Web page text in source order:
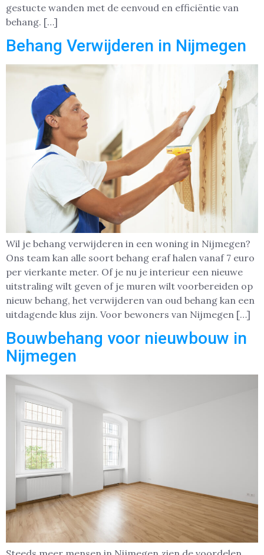
gestucte wanden met de eenvoud en efficiëntie van
behang. […]
Behang Verwijderen in Nijmegen
Wil je behang verwijderen in een woning in Nijmegen?
Ons team kan alle soort behang eraf halen vanaf 7 euro
per vierkante meter. Of je nu je interieur een nieuwe
uitstraling wilt geven of je muren wilt voorbereiden op
nieuw behang, het verwijderen van oud behang kan een
uitdagende klus zijn. Voor bewoners van Nijmegen […]
Bouwbehang voor nieuwbouw in
Nijmegen